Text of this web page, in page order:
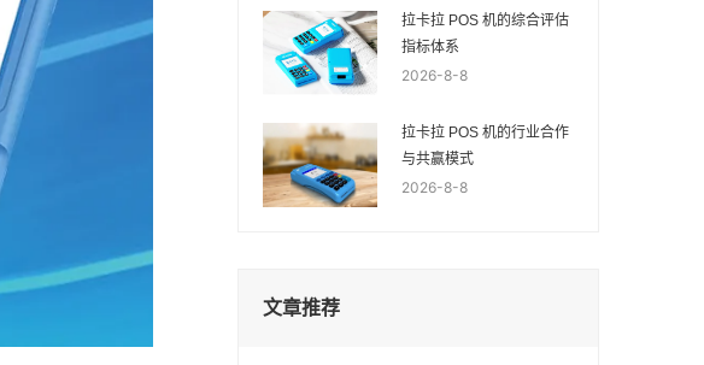
拉卡拉 POS 机的综合评估
指标体系
2026-8-8
拉卡拉 POS 机的行业合作
与共赢模式
2026-8-8
文章推荐